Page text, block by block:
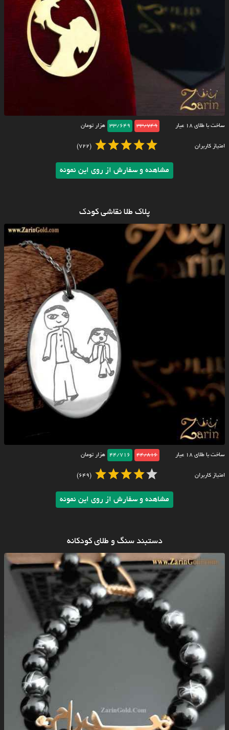
ساخت با طلای ۱۸ عیار 33/749
33/649 هزار تومان
امتیاز کاربران (722)
مشاهده و سفارش از روی این نمونه
پلاک طلا نقاشی کودک
ساخت با طلای ۱۸ عیار 44/816
44/716 هزار تومان
امتیاز کاربران (649)
مشاهده و سفارش از روی این نمونه
دستبند سنگ و طلای کودکانه